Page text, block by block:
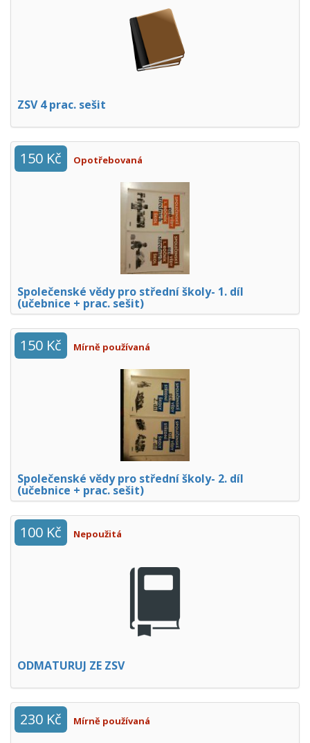
ZSV 4 prac. sešit
150 Kč Opotřebovaná
Společenské vědy pro střední školy- 1. díl
(učebnice + prac. sešit)
150 Kč Mírně používaná
Společenské vědy pro střední školy- 2. díl
(učebnice + prac. sešit)
100 Kč Nepoužitá
ODMATURUJ ZE ZSV
230 Kč Mírně používaná